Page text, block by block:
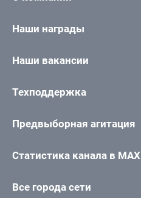
Наши награды
Наши вакансии
Техподдержка
Предвыборная агитация
Статистика канала в MAX
Все города сети